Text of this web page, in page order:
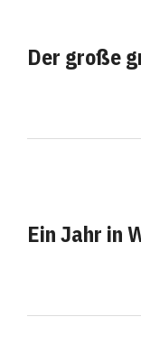
Der große
Ein Jahr in